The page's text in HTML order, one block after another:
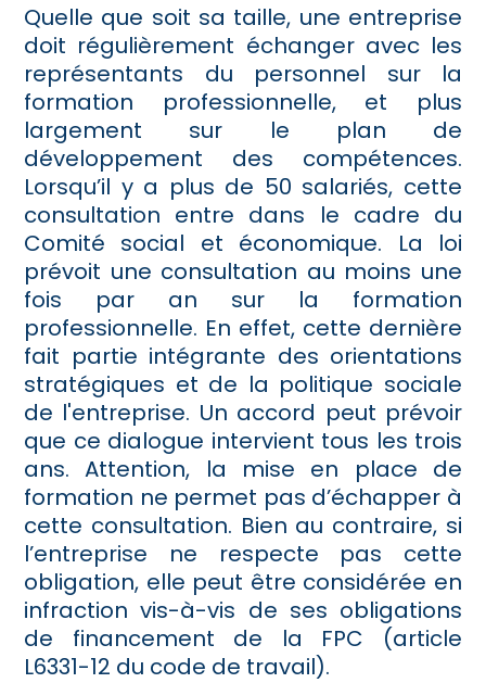
Quelle que soit sa taille, une entreprise
doit régulièrement échanger avec les
représentants du personnel sur la
formation professionnelle, et plus
largement sur le plan de
développement des compétences.
Lorsqu’il y a plus de 50 salariés, cette
consultation entre dans le cadre du
Comité social et économique. La loi
prévoit une consultation au moins une
fois par an sur la formation
professionnelle. En effet, cette dernière
fait partie intégrante des orientations
stratégiques et de la politique sociale
de l'entreprise. Un accord peut prévoir
que ce dialogue intervient tous les trois
ans. Attention, la mise en place de
formation ne permet pas d’échapper à
cette consultation. Bien au contraire, si
l’entreprise ne respecte pas cette
obligation, elle peut être considérée en
infraction vis-à-vis de ses obligations
de financement de la FPC (article
L6331-12 du code de travail).